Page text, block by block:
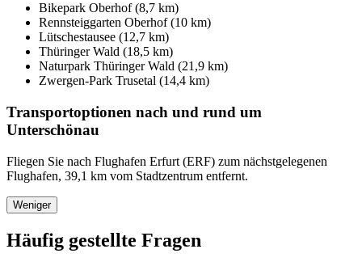
Bikepark Oberhof (8,7 km)
Rennsteiggarten Oberhof (10 km)
Lütschestausee (12,7 km)
Thüringer Wald (18,5 km)
Naturpark Thüringer Wald (21,9 km)
Zwergen-Park Trusetal (14,4 km)
Transportoptionen nach und rund um
Unterschönau
Fliegen Sie nach Flughafen Erfurt (ERF) zum nächstgelegenen
Flughafen, 39,1 km vom Stadtzentrum entfernt.
Weniger
Häufig gestellte Fragen